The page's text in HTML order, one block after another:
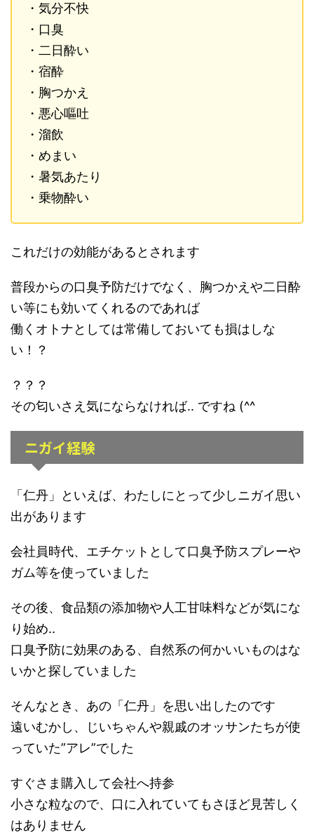
・気分不快
・口臭
・二日酔い
・宿酔
・胸つかえ
・悪心嘔吐
・溜飲
・めまい
・暑気あたり
・乗物酔い
これだけの効能があるとされます
普段からの口臭予防だけでなく、胸つかえや二日酔
い等にも効いてくれるのであれば
働くオトナとしては常備しておいても損はしな
い！？
？？？
その匂いさえ気にならなければ.. ですね (^^ゞ
ニガイ経験
「仁丹」といえば、わたしにとって少しニガイ思い
出があります
会社員時代、エチケットとして口臭予防スプレーや
ガム等を使っていました
その後、食品類の添加物や人工甘味料などが気にな
り始め..
口臭予防に効果のある、自然系の何かいいものはな
いかと探していました
そんなとき、あの「仁丹」を思い出したのです
遠いむかし、じいちゃんや親戚のオッサンたちが使
っていた”アレ”でした
すぐさま購入して会社へ持参
小さな粒なので、口に入れていてもさほど見苦しく
はありません